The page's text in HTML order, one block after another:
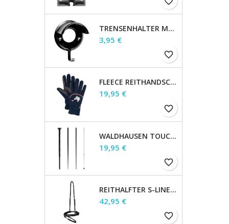
TRENSENHALTER METALL, SCHWARZ
Preis
3,95 €
favorite_border
FLEECE REITHANDSCHUH LUCKY GISELLE, KIDS
Preis
19,95 €
favorite_border
WALDHAUSEN TOUCHIERGERTE, SCHWARZ, 160 CM
Preis
19,95 €
favorite_border
REITHALFTER S-LINE ENGL.KOMB., BRAUN, WB
Preis
42,95 €
favorite_border